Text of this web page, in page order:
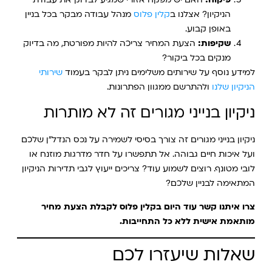
הניקיון? אצלנו בקלין פלוסמנהל עבודה מבקר בכל בניין
באופן קבוע.
שקיפות:הצעת המחיר צריכה להיות מפורטת, מה בדיוק
מנקים בכל ביקור?
למידע נוסף על שירותים משלימים ניתן לבקר בעמוד שירותי
הניקיון שלנו ולהתרשם ממגוון הפתרונות.
ניקיון בנייני מגורים זה לא מותרות
ניקיון בנייני מגורים זה צורך בסיסי לשמירה על נכס הנדל"ן שלכם
ועל איכות חיים גבוהה. אל תתפשרו על חדר מדרגות מוזנח או
לובי מטונף. רוצים לשמוע עוד? צריכים ייעוץ לגבי תדירות הניקיון
המתאימה לבניין שלכם?
צרו איתנו קשר עוד היום בקלין פלוס לקבלת הצעת מחיר
מותאמת אישית ללא כל התחייבות.
שאלות שיעזרו לכם